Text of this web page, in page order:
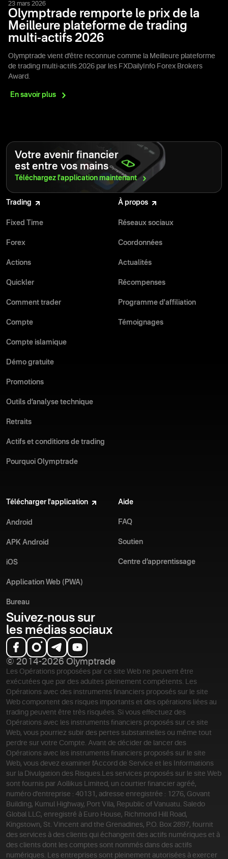
23 mars 2026
Olymptrade remporte le prix de la
Meilleure plateforme de trading
multi-actifs 2026
Olymptrade vient d’être reconnue comme la Meilleure plateforme
de trading multi-actifs 2026 par les FXDailyInfo Forex Brokers
Award.
En savoirplus
Votre avenir financier
est entre vos mains
Téléchargez l'applicationmaintenant
Trading
Fixed Time
Forex
Actions
Quickler
Comment trader
Compte
Compte islamique
Démo gratuite
Promotions
Outils d’analyse technique
Retraits
Actifs et conditions de trading
Pourquoi Olymptrade
À propos
Réseaux sociaux
Coordonnées
Actualités
Récompenses
Programme d'affiliation
Témoignages
Télécharger l'application
Android
APK Android
iOS
Application Web (PWA)
Bureau
Aide
FAQ
Soutien
Centre d’apprentissage
Suivez-nous sur
les médias sociaux
© 2014-2026 Olymptrade
Les Opérations proposées par ce site Web ne peuvent être
exécutées que par des adultes pleinement compétents. Les
Opérations avec des instruments financiers proposés sur le site
Web comportent des risques importants et des opérations liées au
trading peuvent être très risquées. Si vous effectuez des
Opérations avec les instruments financiers proposés sur ce site
Web, vous pourriez subir des pertes substantielles ou même tout
perdre sur votre Compte. Avant de décider de lancer des
Opérations avec les instruments financiers proposés sur le site
Web, vous devez examiner l'Accord de Service et les Informations
sur la Divulgation des Risques. Les services proposés sur le site Web
sont fournis par Aollikus Limited, un courtier financier agréé,
numéro d'entreprise : 40131, adresse enregistrée : 1276, Govant
Building, Kumul Highway, Port Vila, Republic of Vanuatu. Saledo
Global LLC, enregistré à Euro House, Richmond Hill Road,
Kingstown, St. Vincent and the Grenadines, P.O. Box 2897, fournit
des services à des clients qui échangent des actifs numériques et à
des clients dont les comptes sont nommés dans des actifs
numériques. Les entreprises sont pleinement autorisées à exercer